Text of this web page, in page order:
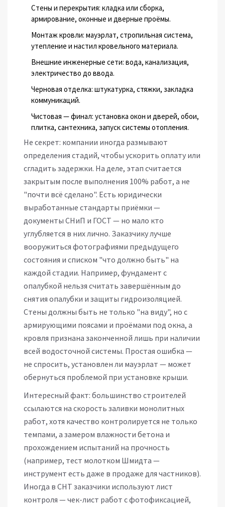
Стены и перекрытия: кладка или сборка,
армирование, оконные и дверные проёмы.
Монтаж кровли: мауэрлат, стропильная система,
утепление и настил кровельного материала.
Внешние инженерные сети: вода, канализация,
электричество до ввода.
Черновая отделка: штукатурка, стяжки, закладка
коммуникаций.
Чистовая — финал: установка окон и дверей, обои,
плитка, сантехника, запуск системы отопления.
Не секрет: компании иногда размывают
определения стадий, чтобы ускорить оплату или
сгладить задержки. На деле, этап считается
закрытым после выполнения 100% работ, а не
"почти всё сделано". Есть юридически
выработанные стандарты приёмки —
документы СНиП и ГОСТ — но мало кто
углубляется в них лично. Заказчику лучше
вооружиться фотографиями предыдущего
состояния и списком "что должно быть" на
каждой стадии. Например, фундамент с
опалубкой нельзя считать завершённым до
снятия опалубки и защиты гидроизоляцией.
Стены должны быть не только "на виду", но с
армирующими поясами и проёмами под окна, а
кровля признана законченной лишь при наличии
всей водосточной системы. Простая ошибка —
не спросить, установлен ли мауэрлат — может
обернуться проблемой при установке крыши.
Интересный факт: большинство строителей
ссылаются на скорость заливки монолитных
работ, хотя качество контролируется не только
темпами, а замером влажности бетона и
прохождением испытаний на прочность
(например, тест молотком Шмидта —
инструмент есть даже в продаже для частников).
Иногда в СНТ заказчики используют лист
контроля — чек-лист работ с фотофиксацией,